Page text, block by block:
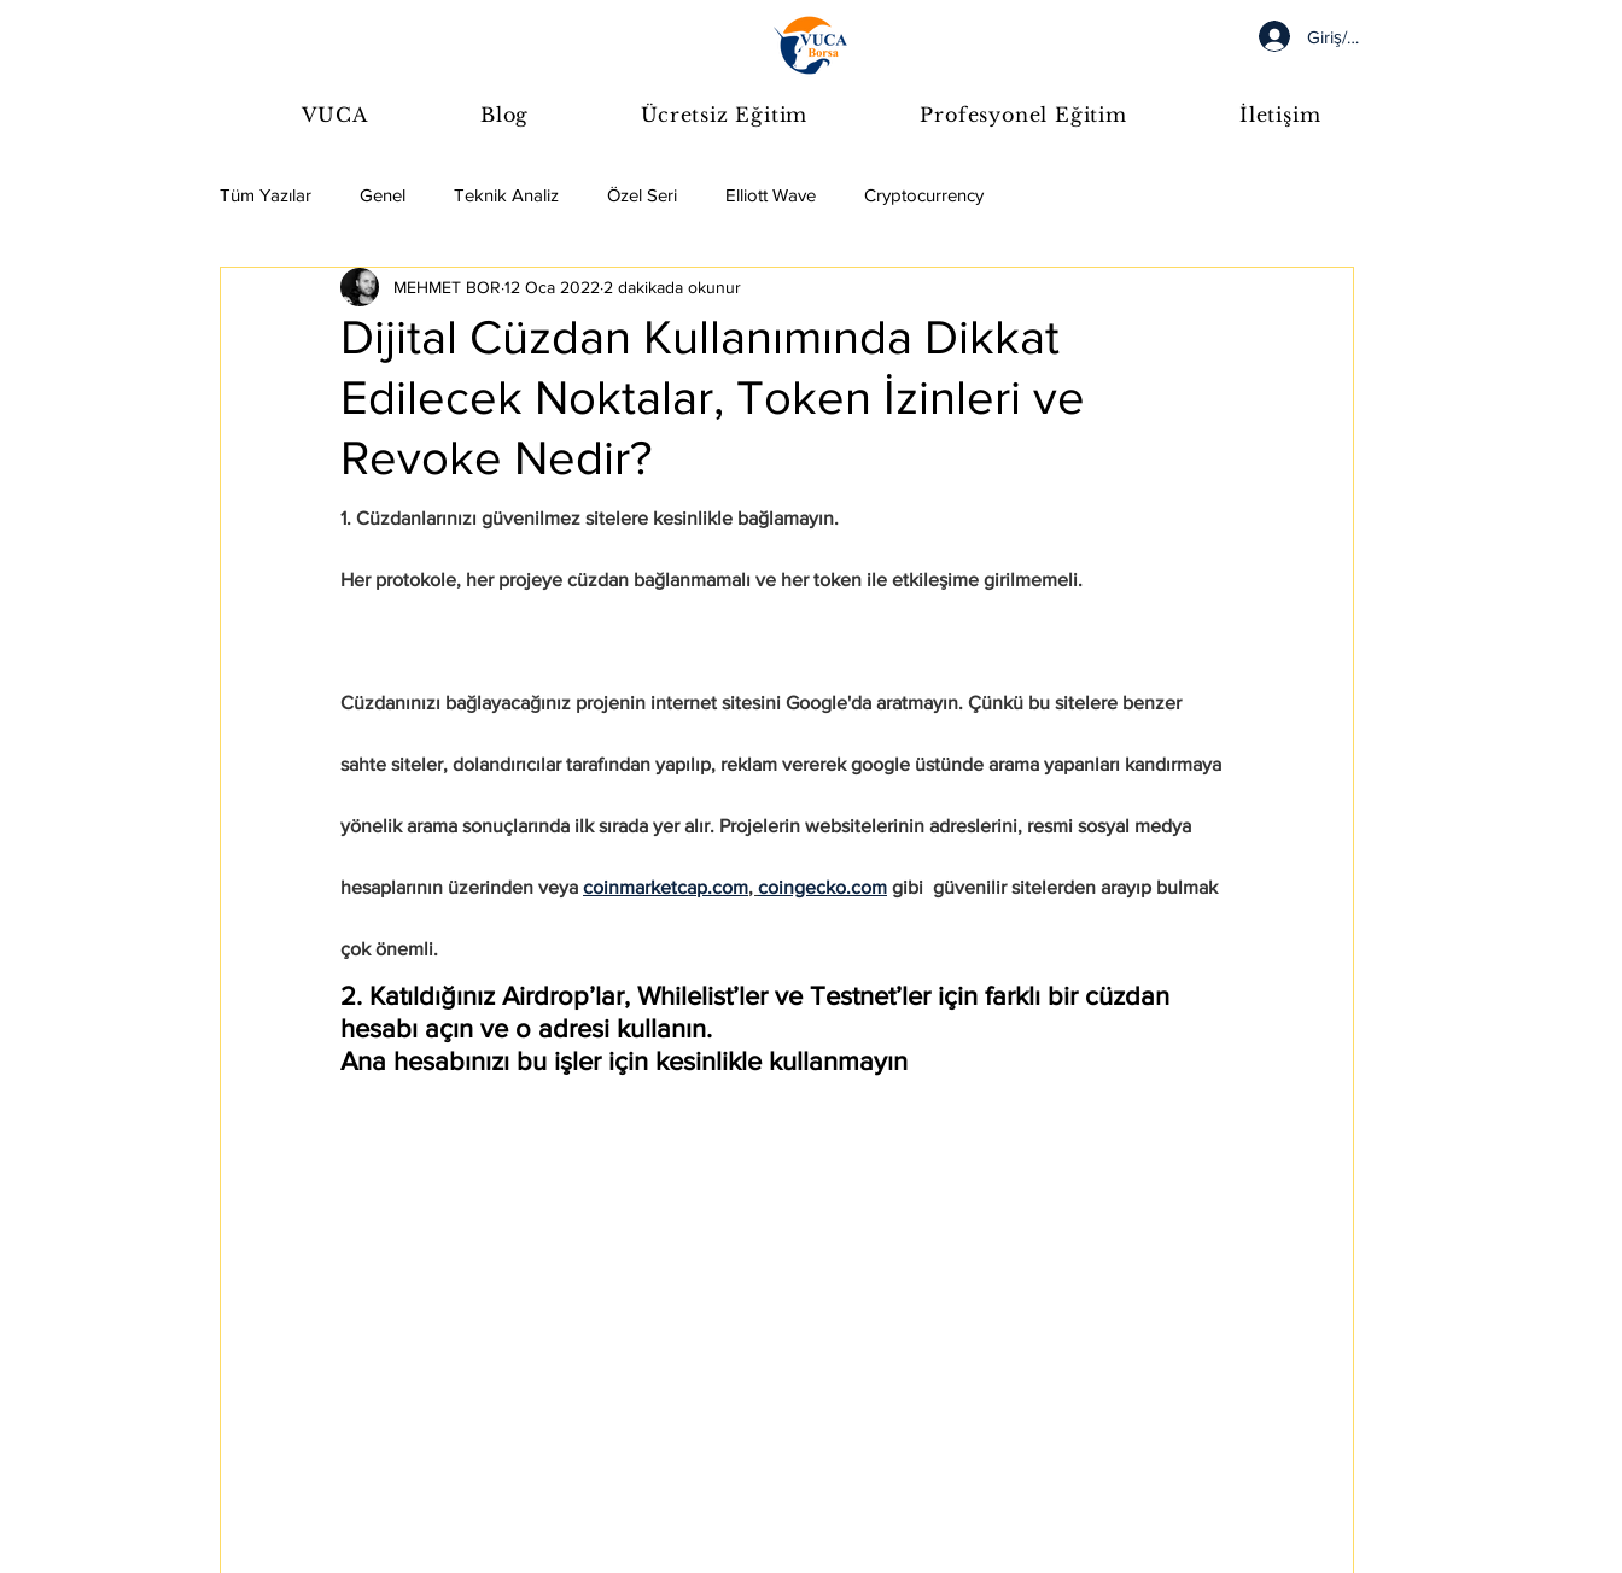
Giriş/Kayıt
VUCA Blog Ücretsiz Eğitim Profesyonel Eğitim İletişim
Tüm Yazılar Genel Teknik Analiz Özel Seri Elliott Wave Cryptocurrency
Dijital Cüzdan Kullanımında Dikkat
Edilecek Noktalar, Token İzinleri ve
Revoke Nedir?
MEHMET BOR 12 Oca 2022 2 dakikada okunur
1. Cüzdanlarınızı güvenilmez sitelere kesinlikle bağlamayın.
Her protokole, her projeye cüzdan bağlanmamalı ve her token ile etkileşime girilmemeli.
Cüzdanınızı bağlayacağınız projenin internet sitesini Google'da aratmayın. Çünkü bu sitelere benzer
sahte siteler, dolandırıcılar tarafından yapılıp, reklam vererek google üstünde arama yapanları kandırmaya
yönelik arama sonuçlarında ilk sırada yer alır. Projelerin websitelerinin adreslerini, resmi sosyal medya
hesaplarının üzerinden veya coinmarketcap.com, coingecko.com gibi  güvenilir sitelerden arayıp bulmak
çok önemli.
2. Katıldığınız Airdrop’lar, Whilelist’ler ve Testnet’ler için farklı bir cüzdan
hesabı açın ve o adresi kullanın.
Ana hesabınızı bu işler için kesinlikle kullanmayın